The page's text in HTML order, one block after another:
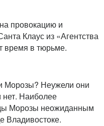
провокацию и
Клаус из «Агентства
время в тюрьме.
Морозы? Неужели они
Наиболее
Морозы неожиданным
Владивостоке.